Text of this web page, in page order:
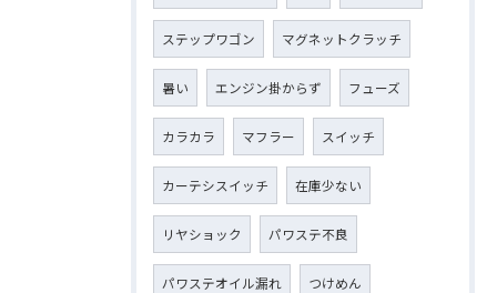
ステップワゴン マグネットクラッチ
暑い エンジン掛からず フューズ
カラカラ マフラー スイッチ
カーテシスイッチ 在庫少ない
リヤショック パワステ不良
パワステオイル漏れ つけめん